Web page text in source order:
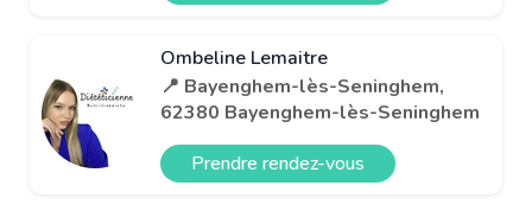
Ombeline Lemaitre
📍 Bayenghem-lès-Seninghem,
62380 Bayenghem-lès-Seninghem
Prendre rendez-vous